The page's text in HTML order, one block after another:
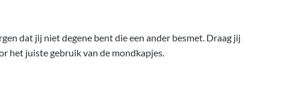
dat jij niet degene bent die een ander besmet. Draag jij
het juiste gebruik van de mondkapjes.